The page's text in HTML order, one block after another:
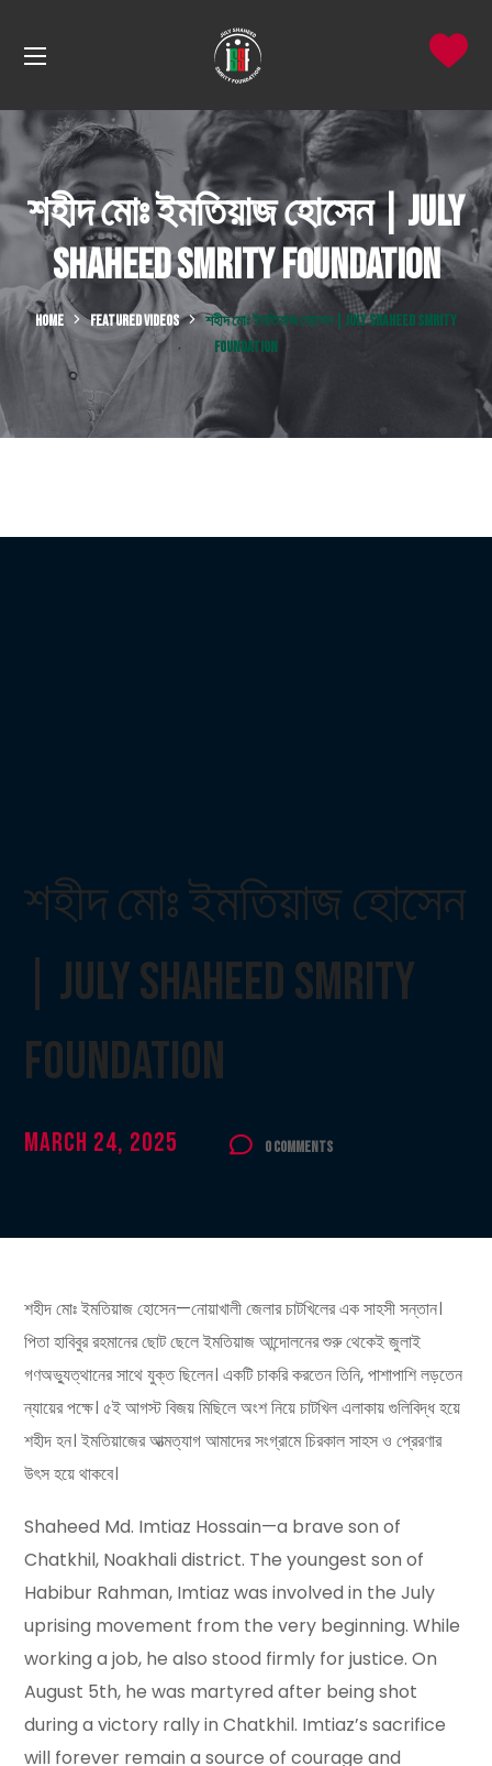
শহীদ মোঃ ইমতিয়াজ হোসেন | July
Shaheed Smrity Foundation
HOME FEATURED VIDEOS
শহীদ মোঃ ইমতিয়াজ হোসেন | JULY SHAHEED SMRITY
FOUNDATION
শহীদ মোঃ ইমতিয়াজ হোসেন
| July Shaheed Smrity
Foundation
March 24, 2025 0 Comments
শহীদ মোঃ ইমতিয়াজ হোসেন—নোয়াখালী জেলার চাটখিলের এক সাহসী সন্তান।
পিতা হাবিবুর রহমানের ছোট ছেলে ইমতিয়াজ আন্দোলনের শুরু থেকেই জুলাই
গণঅভ্যুত্থানের সাথে যুক্ত ছিলেন। একটি চাকরি করতেন তিনি, পাশাপাশি লড়তেন
ন্যায়ের পক্ষে। ৫ই আগস্ট বিজয় মিছিলে অংশ নিয়ে চাটখিল এলাকায় গুলিবিদ্ধ হয়ে
শহীদ হন। ইমতিয়াজের আত্মত্যাগ আমাদের সংগ্রামে চিরকাল সাহস ও প্রেরণার
উৎস হয়ে থাকবে।
Shaheed Md. Imtiaz Hossain—a brave son of
Chatkhil, Noakhali district. The youngest son of
Habibur Rahman, Imtiaz was involved in the July
uprising movement from the very beginning. While
working a job, he also stood firmly for justice. On
August 5th, he was martyred after being shot
during a victory rally in Chatkhil. Imtiaz’s sacrifice
will forever remain a source of courage and